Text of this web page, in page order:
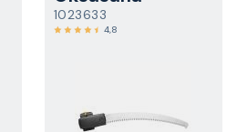
1023633
4,8